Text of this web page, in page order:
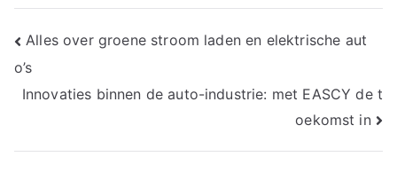
Bericht
navigatie
Alles over groene stroom laden en elektrische aut
o’s
Innovaties binnen de auto-industrie: met EASCY de t
oekomst in